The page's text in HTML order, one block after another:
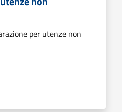
per utenze non